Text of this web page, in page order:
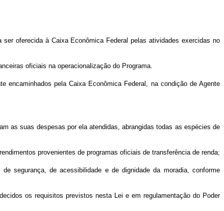
oferecida à Caixa Econômica Federal pelas atividades exercidas no
oficiais na operacionalização do Programa.
encaminhados pela Caixa Econômica Federal, na condição de Agente
as suas despesas por ela atendidas, abrangidas todas as espécies de
provenientes de programas oficiais de transferência de renda;
segurança, de acessibilidade e de dignidade da moradia, conforme
os requisitos previstos nesta Lei e em regulamentação do Poder